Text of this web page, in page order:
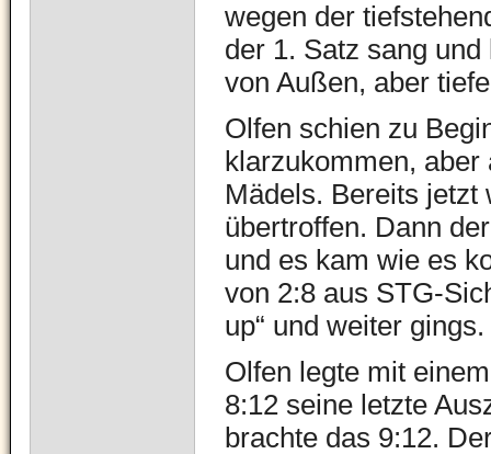
wegen der
der 1. Satz sang
von Außen, aber
Olfen schien zu
klarzukommen,
Mädels. Bereits jetzt
übertroffen. Dann
und es kam wie es
von 2:8 aus STG-
up“ und weiter gings.
Olfen legte mit
8:12 seine letzte
brachte das 9:12.